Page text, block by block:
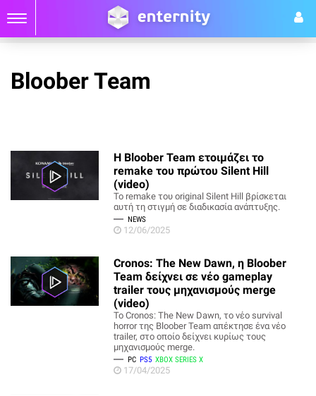
Bloober Team
Η Bloober Team ετοιμάζει το
remake του πρώτου Silent Hill
(video)
Το remake του original Silent Hill βρίσκεται
αυτή τη στιγμή σε διαδικασία ανάπτυξης.
NEWS
12/06/2025
Cronos: The New Dawn, η Bloober
Team δείχνει σε νέο gameplay
trailer τους μηχανισμούς merge
(video)
Το Cronos: The New Dawn, το νέο survival
horror της Bloober Team απέκτησε ένα νέο
trailer, στο οποίο δείχνει κυρίως τους
μηχανισμούς merge.
PC PS5 XBOX SERIES X
17/04/2025